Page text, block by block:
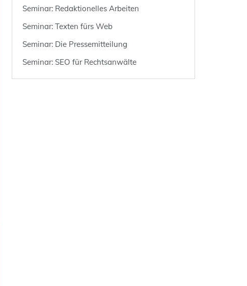
Seminar: Redaktionelles Arbeiten
Seminar: Texten fürs Web
Seminar: Die Pressemitteilung
Seminar: SEO für Rechtsanwälte